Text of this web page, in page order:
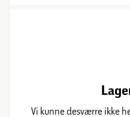
Vi kunne desværre ikke